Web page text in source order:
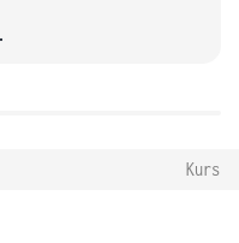
Kurs